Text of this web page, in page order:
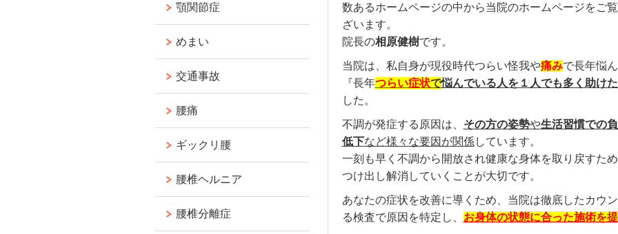
数あるホームページの中から当院のホームページをご
ざいます。
院長の相原健樹です。
当院は、私自身が現役時代つらい怪我や痛みで長年悩
『長年つらい症状で悩んでいる人を１人でも多く助け
した。
不調が発症する原因は、 その方の姿勢や生活習慣での
低下など様々な要因が関係しています。
一刻も早く不調から開放され健康な身体を取り戻すた
つけ出し解消していくことが大切です。
あなたの症状を改善に導くため、当院は徹底したカウ
る検査で原因を特定し、 お身体の状態に合った施術を
顎関節症
めまい
交通事故
腰痛
ギックリ腰
腰椎ヘルニア
腰椎分離症